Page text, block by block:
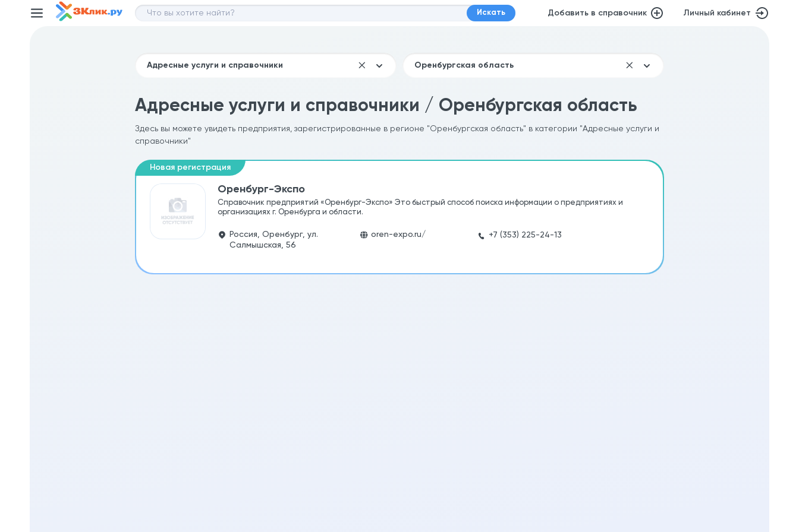
Искать Добавить в справочник Личный кабинет
Адресные услуги и справочники / Оренбургская область
Здесь вы можете увидеть предприятия, зарегистрированные в регионе "Оренбургская область" в категории "Адресные услуги и
справочники"
Оренбург-Экспо
Справочник предприятий «Оренбург-Экспо» Это быстрый способ поиска информации о предприятиях и
организациях г. Оренбурга и области.
Россия, Оренбург, ул.
Салмышская, 56
oren-expo.ru/ +7 (353) 225-24-13